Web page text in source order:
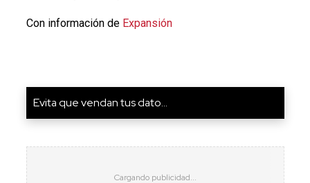
Con información de Expansión
Evita que vendan tus dato...